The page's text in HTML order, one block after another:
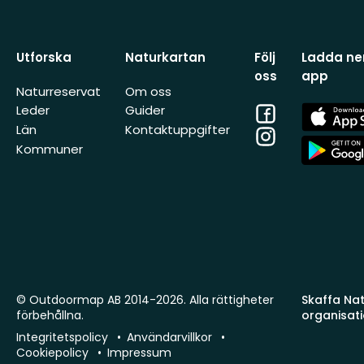
Utforska
Naturreservat
Leder
Län
Kommuner
Naturkartan
Om oss
Guider
Kontaktuppgifter
Följ
oss
Facebook
Instagram
Ladda
app
App
Store
App
Store
Skaffa
© Outdoormap AB 2014-2026. Alla rättigheter
förbehållna.
Integritetspolicy
Användarvillkor
Cookiepolicy
Impressum